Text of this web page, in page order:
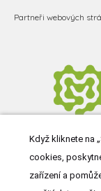
Partneři webových
Když kliknete na
cookies,
zařízení a